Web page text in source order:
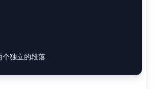
独立的段落